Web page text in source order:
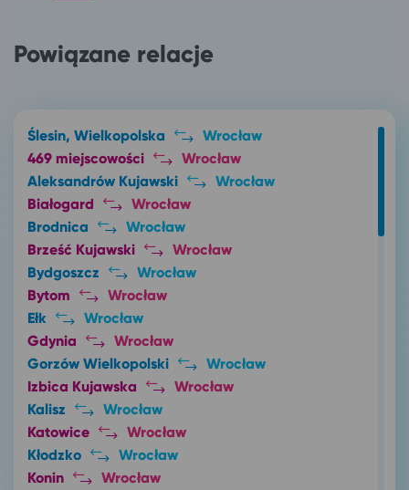
Powiązane relacje
Ślesin, Wielkopolska
Wrocław
469 miejscowości
Wrocław
Aleksandrów Kujawski
Wrocław
Białogard
Wrocław
Brodnica
Wrocław
Brześć Kujawski
Wrocław
Bydgoszcz
Wrocław
Bytom
Wrocław
Ełk
Wrocław
Gdynia
Wrocław
Gorzów Wielkopolski
Wrocław
Izbica Kujawska
Wrocław
Kalisz
Wrocław
Katowice
Wrocław
Kłodzko
Wrocław
Konin
Wrocław